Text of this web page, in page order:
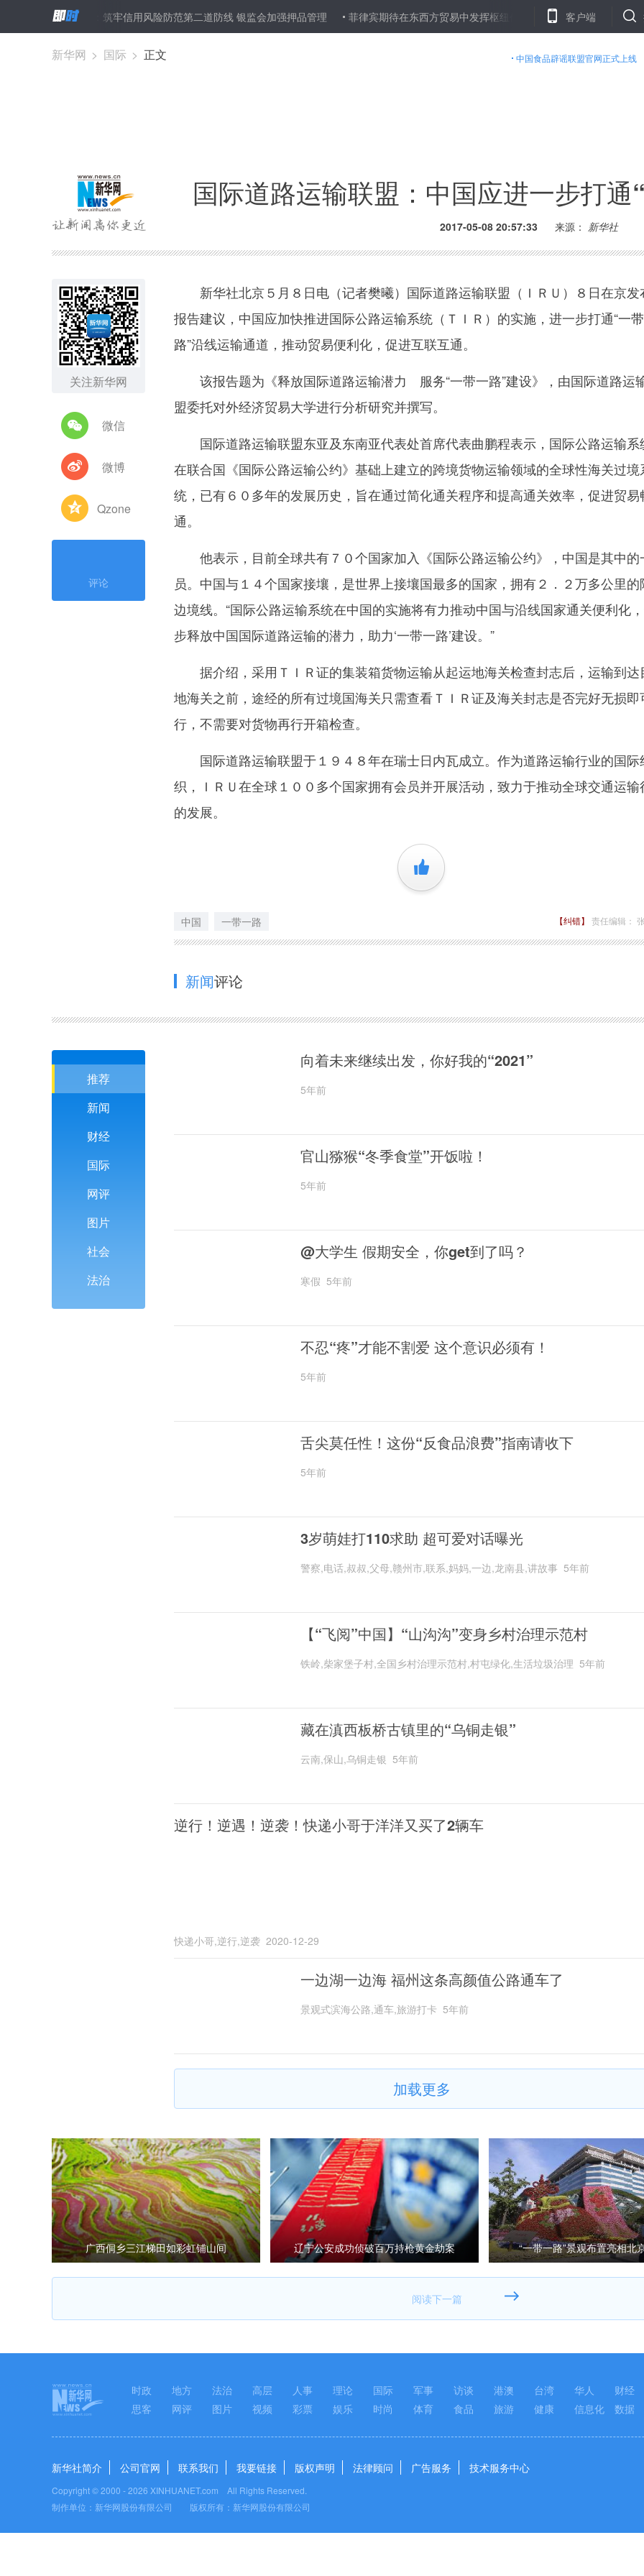
新闻分析：筑牢信用风险防范第二道防线 银监会加强押品管理 菲律宾期待在东西方贸易中发挥枢纽作用 面向2030，科技创新助力
客户端
中国食品辟谣联盟官网正式上线
新华网 > 国际 > 正文
国际道路运输联盟：中国应进一步打通
2017-05-08 20:57:33 来源： 新华社
关注新华网
微信
微博
Qzone
评论
新华社北京５月８日电（记者樊曦）国际道路运输联盟（ＩＲＵ）８日在京发
报告建议，中国应加快推进国际公路运输系统（ＴＩＲ）的实施，进一步打通“一
路”沿线运输通道，推动贸易便利化，促进互联互通。
该报告题为《释放国际道路运输潜力 服务“一带一路”建设》，由国际道路运
盟委托对外经济贸易大学进行分析研究并撰写。
国际道路运输联盟东亚及东南亚代表处首席代表曲鹏程表示，国际公路运输系
在联合国《国际公路运输公约》基础上建立的跨境货物运输领域的全球性海关过境
统，已有６０多年的发展历史，旨在通过简化通关程序和提高通关效率，促进贸易
通。
他表示，目前全球共有７０个国家加入《国际公路运输公约》，中国是其中的
员。中国与１４个国家接壤，是世界上接壤国最多的国家，拥有２．２万多公里的
边境线。“国际公路运输系统在中国的实施将有力推动中国与沿线国家通关便利化
步释放中国国际道路运输的潜力，助力‘一带一路’建设。”
据介绍，采用ＴＩＲ证的集装箱货物运输从起运地海关检查封志后，运输到达
地海关之前，途经的所有过境国海关只需查看ＴＩＲ证及海关封志是否完好无损即
行，不需要对货物再行开箱检查。
国际道路运输联盟于１９４８年在瑞士日内瓦成立。作为道路运输行业的国际
织，ＩＲＵ在全球１００多个国家拥有会员并开展活动，致力于推动全球交通运输
的发展。
+1
中国 一带一路 【纠错】 责任编辑：
新闻评论
推荐
新闻
财经
国际
网评
图片
社会
法治
向着未来继续出发，你好我的“2021”
5年前
官山猕猴“冬季食堂”开饭啦！
5年前
@大学生 假期安全，你get到了吗？
寒假 5年前
不忍“疼”才能不割爱 这个意识必须有！
5年前
舌尖莫任性！这份“反食品浪费”指南请收下
5年前
3岁萌娃打110求助 超可爱对话曝光
警察,电话,叔叔,父母,赣州市,联系,妈妈,一边,龙南县,讲故事 5年前
【“飞阅”中国】“山沟沟”变身乡村治理示范村
铁岭,柴家堡子村,全国乡村治理示范村,村屯绿化,生活垃圾治理 5年前
藏在滇西板桥古镇里的“乌铜走银”
云南,保山,乌铜走银 5年前
逆行！逆遇！逆袭！快递小哥于洋洋又买了2辆车
快递小哥,逆行,逆袭 2020-12-29
一边湖一边海 福州这条高颜值公路通车了
景观式滨海公路,通车,旅游打卡 5年前
加载更多
广西侗乡三江梯田如彩虹铺山间 辽宁公安成功侦破百万持枪黄金劫案 “一带一路”景观布置亮相北
时政 地方 法治 高层 人事 理论 国际 军事 访谈 港澳 台湾 华人 财经
思客
网评 图片 视频 彩票 娱乐 时尚 体育 食品 旅游 健康 信息化 数据
新华社简介 公司官网 联系我们 我要链接 版权声明 法律顾问 广告服务 技术服务中心
Copyright © 2000 -2026 XINHUANET.com All Rights Reserved.
制作单位：新华网股份有限公司 版权所有：新华网股份有限公司